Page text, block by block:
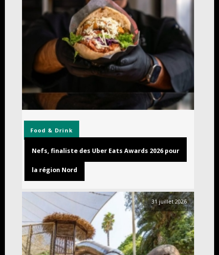
Food & Drink
Nefs, finaliste des Uber Eats Awards 2026 pour
la région Nord
31 juillet 2026